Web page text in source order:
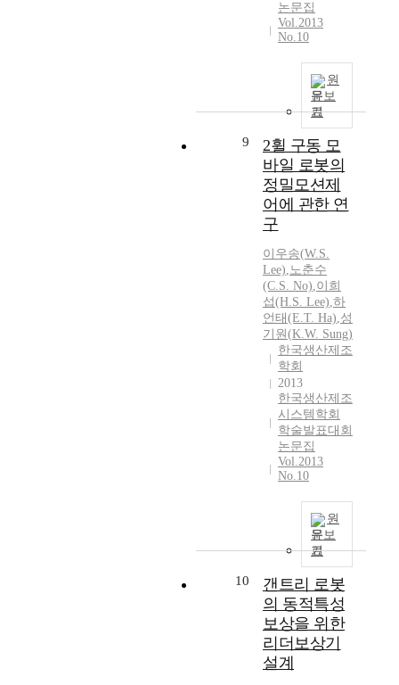
논문집
Vol.2013
No.10
원
문보
기
9
2휠 구동 모
바일 로봇의
정밀모션제
어에 관한 연
구
이우송(W.S.
Lee),노춘수
(C.S. No),이희
섭(H.S. Lee),하
언태(E.T. Ha),성
기원(K.W. Sung)
한국생산제조
학회
2013
한국생산제조
시스템학회
학술발표대회
논문집
Vol.2013
No.10
원
문보
기
10
갠트리 로봇
의 동적특성
보상을 위한
리더보상기
설계